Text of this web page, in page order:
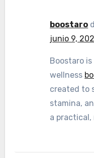
boostaro
junio 9,
Boostaro is
wellness
created to
stamina,
a